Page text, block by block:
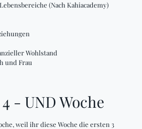
(Nach Kahiacademy)
Wohlstand
und Frau
- UND Woche
weil ihr diese Woche die ersten 3